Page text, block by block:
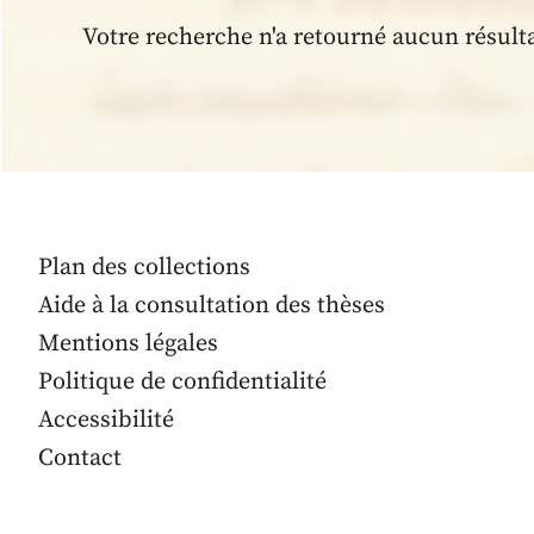
Votre recherche n'a retourné aucun
Plan des collections
Aide à la consultation des thèses
Mentions légales
Politique de confidentialité
Accessibilité
Contact